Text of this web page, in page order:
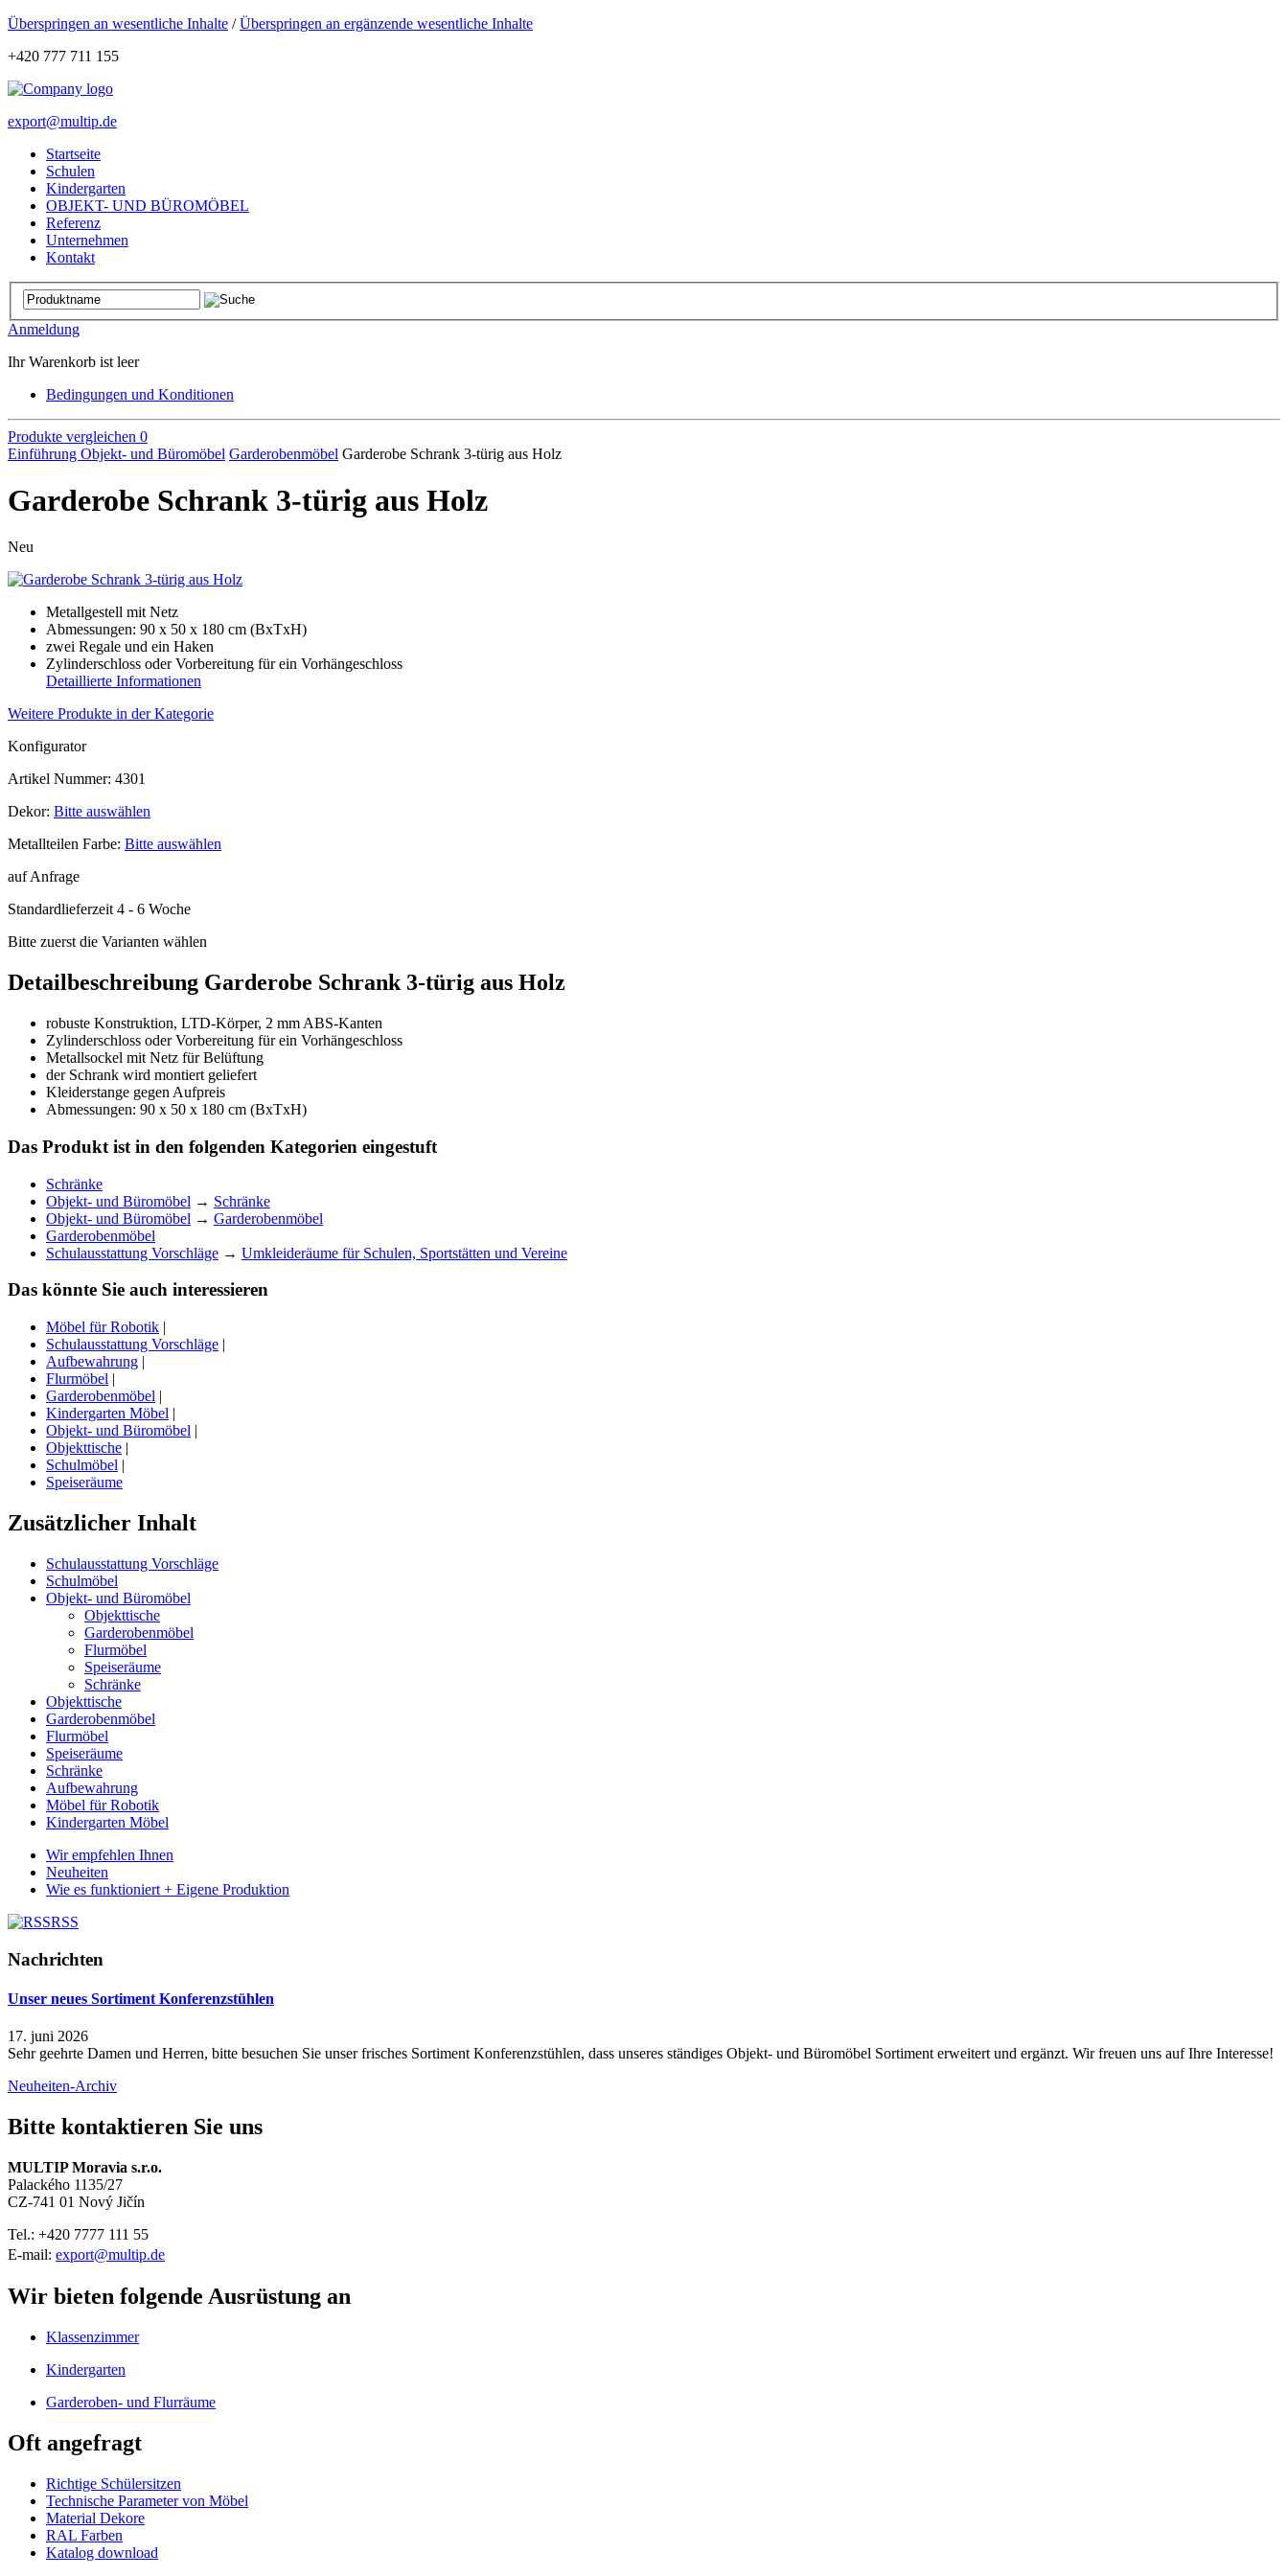
Überspringen an wesentliche Inhalte /Überspringen an ergänzende wesentliche Inhalte
+420 777 711 155
export@multip.de
Startseite
Schulen
Kindergarten
OBJEKT- UND BÜROMÖBEL
Referenz
Unternehmen
Kontakt
Anmeldung
Ihr Warenkorb ist leer
Bedingungen und Konditionen
Produkte vergleichen 0
Einführung Objekt- und Büromöbel Garderobenmöbel Garderobe Schrank 3-türig aus Holz
Garderobe Schrank 3-türig aus Holz
Neu
Metallgestell mit Netz
Abmessungen: 90 x 50 x 180 cm (BxTxH)
zwei Regale und ein Haken
Zylinderschloss oder Vorbereitung für ein Vorhängeschloss
Detaillierte Informationen
Weitere Produkte in der Kategorie
Konfigurator
Artikel Nummer: 4301
Dekor: Bitte auswählen
Metallteilen Farbe: Bitte auswählen
auf Anfrage
Standardlieferzeit 4 - 6 Woche
Bitte zuerst die Varianten wählen
Detailbeschreibung Garderobe Schrank 3-türig aus Holz
robuste Konstruktion, LTD-Körper, 2 mm ABS-Kanten
Zylinderschloss oder Vorbereitung für ein Vorhängeschloss
Metallsockel mit Netz für Belüftung
der Schrank wird montiert geliefert
Kleiderstange gegen Aufpreis
Abmessungen: 90 x 50 x 180 cm (BxTxH)
Das Produkt ist in den folgenden Kategorien eingestuft
Schränke
Objekt- und Büromöbel → Schränke
Objekt- und Büromöbel → Garderobenmöbel
Garderobenmöbel
Schulausstattung Vorschläge → Umkleideräume für Schulen, Sportstätten und Vereine
Das könnte Sie auch interessieren
Möbel für Robotik |
Schulausstattung Vorschläge |
Aufbewahrung |
Flurmöbel |
Garderobenmöbel |
Kindergarten Möbel |
Objekt- und Büromöbel |
Objekttische |
Schulmöbel |
Speiseräume
Zusätzlicher Inhalt
Schulausstattung Vorschläge
Schulmöbel
Objekt- und Büromöbel
Objekttische
Garderobenmöbel
Flurmöbel
Speiseräume
Schränke
Objekttische
Garderobenmöbel
Flurmöbel
Speiseräume
Schränke
Aufbewahrung
Möbel für Robotik
Kindergarten Möbel
Wir empfehlen Ihnen
Neuheiten
Wie es funktioniert + Eigene Produktion
RSS
Nachrichten
Unser neues Sortiment Konferenzstühlen
17. juni 2026
Sehr geehrte Damen und Herren, bitte besuchen Sie unser frisches Sortiment Konferenzstühlen, dass unseres ständiges Objekt- und Büromöbel Sortiment erweitert und ergänzt. Wir freuen uns auf Ihre Interesse!
Neuheiten-Archiv
Bitte kontaktieren Sie uns
MULTIP Moravia s.r.o.
Palackého 1135/27
CZ-741 01 Nový Jičín
Tel.: +420 7777 111 55
E-mail: export@multip.de
Wir bieten folgende Ausrüstung an
Klassenzimmer
Kindergarten
Garderoben- und Flurräume
Oft angefragt
Richtige Schülersitzen
Technische Parameter von Möbel
Material Dekore
RAL Farben
Katalog download